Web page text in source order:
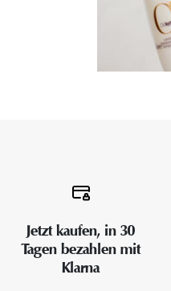
Jetzt kaufen, in 30
Tagen bezahlen mit
Klarna